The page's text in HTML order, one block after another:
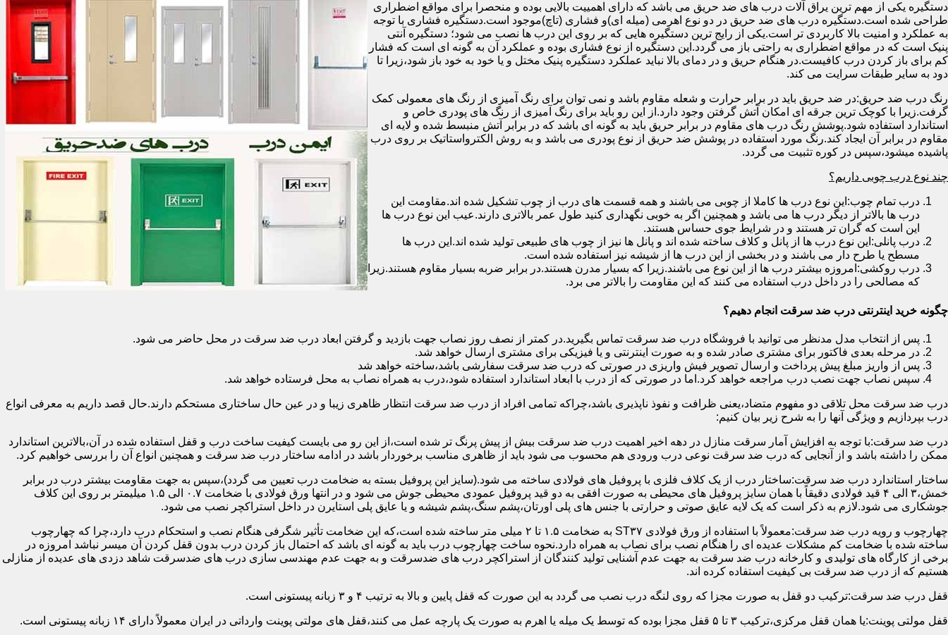
دستگیره یکی از مهم ترین یراق آلات درب های ضد حریق می باشد که دارای اهمییت بالایی بوده و منحصرا برای مواقع اضطراری
طراحی شده است.دستگیره درب های ضد حریق در دو نوع اهرمی (میله ای)و فشاری (تاچ)موجود است.دستگیره فشاری با توجه
به عملکرد و امنیت بالا کاربردی تر است.یکی از رایج ترین دستگیره هایی که بر روی این درب ها نصب می شود؛ دستگیره آنتی
پنیک است که در مواقع اضطراری به راحتی باز می گردد.این دستگیره از نوع فشاری بوده و عملکرد آن به گونه ای است که فشار
کم برای باز کردن درب کافیست.در هنگام حریق و در دمای بالا نباید عملکرد دستگیره پنیک مختل و یا خود به خود باز شود،زیرا تا
دود به سایر طبقات سرایت می کند.
رنگ درب ضد حریق:در ضد حریق باید در برابر حرارت و شعله مقاوم باشد و نمی توان برای رنگ آمیزی از رنگ های معمولی کمک
گرفت.زیرا با کوچک ترین جرقه ای امکان آتش گرفتن وجود دارد.از این رو باید برای رنگ آمیزی از رنگ های پودری خاص و
استاندارد استفاده شود.پوشش رنگ درب های مقاوم در برابر حریق باید به گونه ای باشد که در برابر آتش منبسط شده و لایه ای
مقاوم در برابر آن ایجاد کند.رنگ مورد استفاده در پوشش ضد حریق از نوع پودری می باشد و به روش الکترواستاتیک بر روی درب
پاشیده میشود،سپس در کوره تثبیت می گردد.
چند نوع درب چوبی داریم؟
درب تمام چوب:این نوع درب ها کاملا از چوبی می باشند و همه قسمت های درب از چوب تشکیل شده اند.مقاومت این
درب ها بالاتر از دیگر درب ها می باشد و همچنین اگر به خوبی نگهداری کنید طول عمر بالاتری دارند.عیب این نوع درب ها
این است که گران تر هستند و در شرایط جوی حساس هستند.
درب پانلی:این نوع درب ها از پانل و کلاف ساخته شده اند و پانل ها نیز از چوب های طبیعی تولید شده اند.این درب ها
مسطح یا طرح دار می باشند و در بخشی از این درب ها از شیشه نیز استفاده شده است.
درب روکشی:امروزه بیشتر درب ها از این نوع می باشند.زیرا که بسیار مدرن هستند.در برابر ضربه بسیار مقاوم هستند.زیرا
که مصالحی را در داخل درب استفاده می کنند که این مقاومت را بالاتر می برد.
چگونه خرید اینترنتی درب ضد سرقت انجام دهیم؟
پس از انتخاب مدل مدنظر می توانید با فروشگاه درب ضد سرقت تماس بگیرید.در کمتر از نصف روز نصاب جهت بازدید و گرفتن ابعاد درب ضد سرقت در محل حاضر می شود.
در مرحله بعدی فاکتور برای مشتری صادر شده و به صورت اینترنتی و یا فیزیکی برای مشتری ارسال خواهد شد.
پس از واریز مبلغ پیش پرداخت و ارسال تصویر فیش واریزی در صورتی که درب ضد سرقت سفارشی باشد،ساخته خواهد شد
سپس نصاب جهت نصب درب مراجعه خواهد کرد.اما در صورتی که از درب با ابعاد استاندارد استفاده شود،درب به همراه نصاب به محل فرستاده خواهد شد.
درب ضد سرقت محل تلاقی دو مفهوم متضاد،یعنی ظرافت و نفوذ ناپذیری باشد،چراکه تمامی افراد از درب ضد سرقت انتظار ظاهری زیبا و در عین حال ساختاری مستحکم دارند.حال قصد داریم به معرفی انواع
درب بپردازیم و ویژگی آنها را به شرح زیر بیان کنیم:
درب ضد سرقت:با توجه به افزایش آمار سرقت منازل در دهه اخیر اهمیت درب ضد سرقت بیش از پیش پرنگ تر شده است،از این رو می بایست کیفیت ساخت درب و قفل استفاده شده در آن،بالاترین استاندارد
ممکن را داشته باشد و از آنجایی که درب ضد سرقت نوعی درب ورودی هم محسوب می شود باید از ظاهری مناسب برخوردار باشد در ادامه ساختار درب ضد سرقت و همچنین انواع آن را بررسی خواهیم کرد.
ساختار استاندارد درب ضد سرقت:ساختار درب از یک کلاف فلزی با پروفیل های فولادی ساخته می شود.(سایز این پروفیل بسته به ضخامت درب تعیین می گردد)،سپس به جهت مقاومت بیشتر درب در برابر
خمش،۳ الی ۴ قید فولادی دقیقاً با همان سایز پروفیل های محیطی به صورت افقی به دو قید پروفیل عمودی محیطی جوش می شود و در انتها ورق فولادی با ضخامت ۰.۷ الی ۱.۵ میلیمتر بر روی این کلاف
جوشکاری می شود.لازم به ذکر است که یک لایه عایق صوتی و حرارتی با جنس های پلی اورتان،پشم سنگ،پشم شیشه و یا عایق پلی استایرن در داخل استراکچر نصب می شود.
چهارچوب و رویه درب ضد سرقت:معمولاً با استفاده از ورق فولادی ST۳۷ به ضخامت ۱.۵ تا ۲ میلی متر ساخته شده است،که این ضخامت تأثیر شگرفی هنگام نصب و استحکام درب دارد،چرا که چهارچوب
ساخته شده با ضخامت کم مشکلات عدیده ای را هنگام نصب برای نصاب به همراه دارد.نحوه ساخت چهارچوب درب باید به گونه ای باشد که احتمال باز کردن درب بدون قفل کردن آن میسر نباشد امروزه در
برخی از کارگاه های تولیدی و کارخانه درب ضد سرقت به جهت عدم آشنایی تولید کنندگان از استراکچر درب های ضدسرقت و به جهت عدم مهندسی سازی درب های ضدسرقت شاهد دزدی های عدیده از منازلی
هستیم که از درب ضد سرقت بی کیفیت استفاده کرده اند.
قفل درب ضد سرقت:ترکیب دو قفل به صورت مجزا که روی لنگه درب نصب می گردد به این صورت که قفل پایین و بالا به ترتیب ۴ و ۳ زبانه پیستونی است.
قفل مولتی پوینت:یا همان قفل مرکزی،ترکیب ۳ تا ۵ قفل مجزا بوده که توسط یک میله یا اهرم به صورت یک پارچه عمل می کنند،قفل های مولتی پوینت وارداتی در ایران معمولاً دارای ۱۴ زبانه پیستونی است.